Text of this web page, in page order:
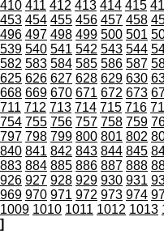
410 411 412 413 414 415
453 454 455 456 457 458
496 497 498 499 500 501
539 540 541 542 543 544
582 583 584 585 586 587
625 626 627 628 629 630
668 669 670 671 672 673
711 712 713 714 715 716
754 755 756 757 758 759
797 798 799 800 801 802
840 841 842 843 844 845
883 884 885 886 887 888
926 927 928 929 930 931
969 970 971 972 973 974
1009 1010 1011 1012 1013
]